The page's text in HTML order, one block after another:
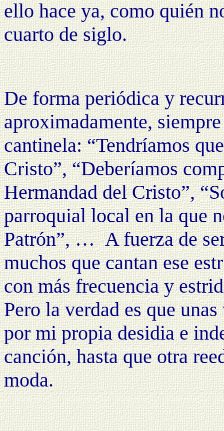
ello hace ya, como quién
cuarto de siglo.
De forma periódica y
aproximadamente,
cantinela: “Tendríamos
Cristo”, “Deberíamos
Hermandad del Cristo”,
parroquial local en la que
Patrón”, … A fuerza de
muchos que cantan ese
con más frecuencia y
Pero la verdad es que
por mi propia desidia e
canción, hasta que otra
moda.